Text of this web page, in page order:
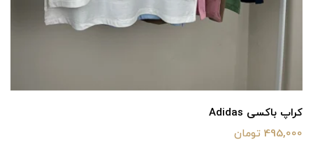
کراپ باکسی Adidas
495,000 تومان